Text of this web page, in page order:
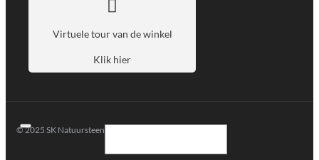
Virtuele tour van de winkel
Klik hier
© 2025 SK Natuursteen